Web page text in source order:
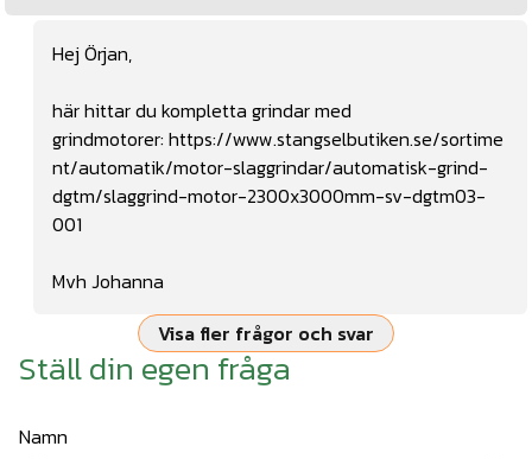
Hej Örjan,
här hittar du kompletta grindar med
grindmotorer: https://www.stangselbutiken.se/sortime
nt/automatik/motor-slaggrindar/automatisk-grind-
dgtm/slaggrind-motor-2300x3000mm-sv-dgtm03-
001
Mvh Johanna
Visa fler frågor och svar
Ställ din egen fråga
Namn